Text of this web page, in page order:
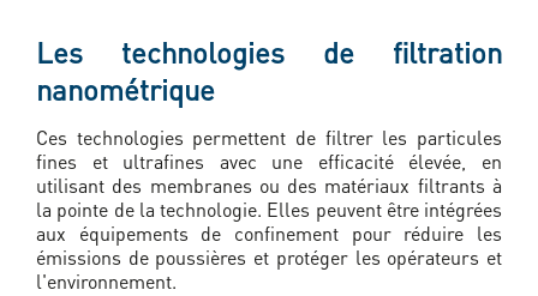
Les technologies de filtration
nanométrique
Ces technologies permettent de filtrer les particules
fines et ultrafines avec une efficacité élevée, en
utilisant des membranes ou des matériaux filtrants à
la pointe de la technologie. Elles peuvent être intégrées
aux équipements de confinement pour réduire les
émissions de poussières et protéger les opérateurs et
l'environnement.